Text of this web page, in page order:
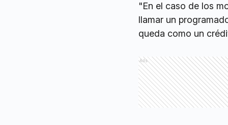
"En el caso de los
llamar un
queda como un
Ads